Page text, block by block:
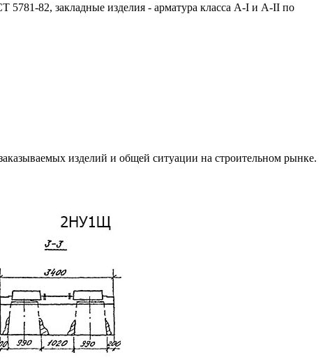
82, закладные изделия - арматура класса A-I и A-II по
изделий и общей ситуации на строительном рынке.